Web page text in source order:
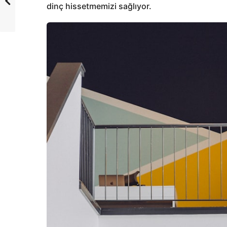
dinç hissetmemizi sağlıyor.